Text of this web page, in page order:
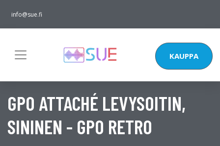
info@sue.fi
KAUPPA
GPO ATTACHÉ LEVYSOITIN,
SININEN - GPO RETRO